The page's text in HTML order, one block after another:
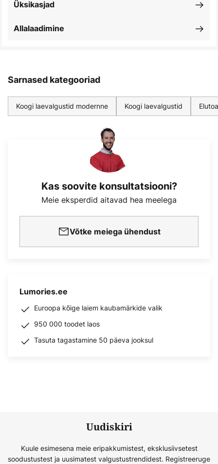
Üksikasjad
Allalaadimine
Sarnased kategooriad
Koogi laevalgustid modernne Koogi laevalgustid
Kas soovite konsultatsiooni?
Meie eksperdid aitavad hea meelega
Võtke meiega ühendust
Lumories.ee
Euroopa kõige laiem kaubamärkide valik
950 000 toodet laos
Tasuta tagastamine 50 päeva jooksul
Uudiskiri
Kuule esimesena meie eripakkumistest, eksklusiivsetest
soodustustest ja uusimatest valgustustrendidest. Registreeruge